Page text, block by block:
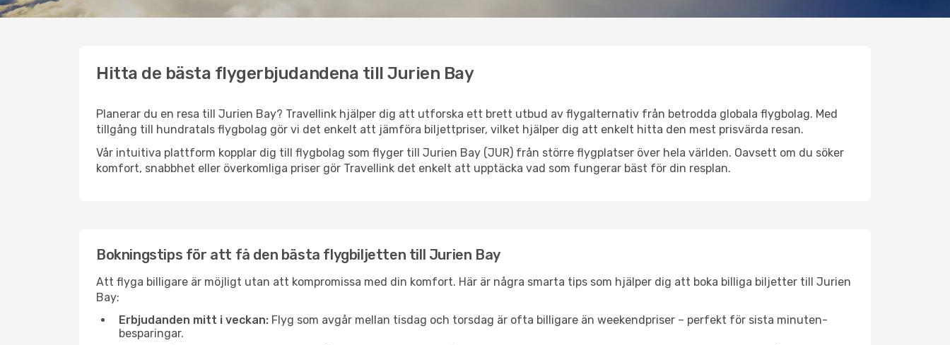
Hitta de bästa flygerbjudandena till Jurien Bay
Planerar du en resa till Jurien Bay? Travellink hjälper dig att utforska ett brett utbud av flygalternativ från betrodda globala flygbolag. Med
tillgång till hundratals flygbolag gör vi det enkelt att jämföra biljettpriser, vilket hjälper dig att enkelt hitta den mest prisvärda resan.
Vår intuitiva plattform kopplar dig till flygbolag som flyger till Jurien Bay (JUR) från större flygplatser över hela världen. Oavsett om du söker
komfort, snabbhet eller överkomliga priser gör Travellink det enkelt att upptäcka vad som fungerar bäst för din resplan.
Bokningstips för att få den bästa flygbiljetten till Jurien Bay
Att flyga billigare är möjligt utan att kompromissa med din komfort. Här är några smarta tips som hjälper dig att boka billiga biljetter till Jurien
Bay:
Erbjudanden mitt i veckan: Flyg som avgår mellan tisdag och torsdag är ofta billigare än weekendpriser – perfekt för sista minuten-
besparingar.